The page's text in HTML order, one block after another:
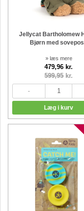
Jellycat Bartholomew
Bjørn med
» læs mere
479,96 kr.
599,95 kr.